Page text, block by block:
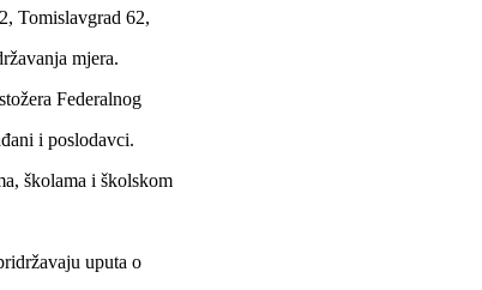
Tomislavgrad 62,
mjera.
Federalnog
i poslodavci.
školama i školskom
uputa o